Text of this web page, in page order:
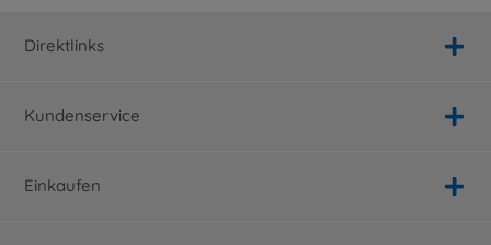
Direktlinks
Kundenservice
Einkaufen